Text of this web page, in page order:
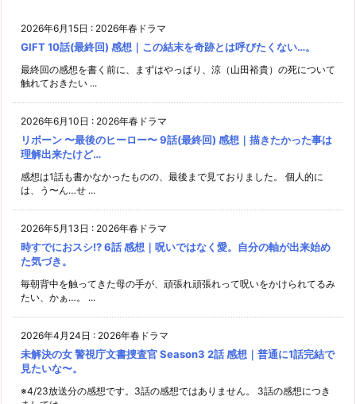
2026年6月15日 : 2026年春ドラマ
GIFT 10話(最終回) 感想｜この結末を奇跡とは呼びたくない…。
最終回の感想を書く前に、まずはやっぱり、涼（山田裕貴）の死について
触れておきたい ...
2026年6月10日 : 2026年春ドラマ
リボーン 〜最後のヒーロー〜 9話(最終回) 感想｜描きたかった事は
理解出来たけど…
感想は1話も書かなかったものの、最後まで見ておりました。 個人的に
は、う〜ん…せ ...
2026年5月13日 : 2026年春ドラマ
時すでにおスシ!? 6話 感想｜呪いではなく愛。自分の軸が出来始め
た気づき。
毎朝背中を触ってきた母の手が、頑張れ頑張れって呪いをかけられてるみ
たい、かぁ…。 ...
2026年4月24日 : 2026年春ドラマ
未解決の女 警視庁文書捜査官 Season3 2話 感想｜普通に1話完結で
見たいな〜。
※4/23放送分の感想です。3話の感想ではありません。 3話の感想につき